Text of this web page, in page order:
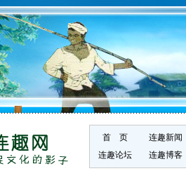
首 页 连趣新闻
连趣论坛
连趣博客